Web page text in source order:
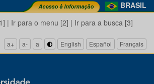
BRASIL
| Ir para o menu [2] | Ir para a busca [3]
a+ a- a English Español Français